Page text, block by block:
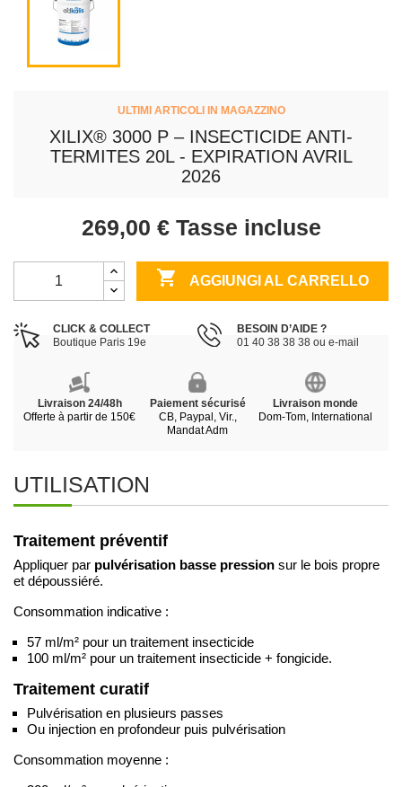
ULTIMI ARTICOLI IN MAGAZZINO
XILIX® 3000 P – INSECTICIDE ANTI-
TERMITES 20L - EXPIRATION AVRIL
2026
269,00 € Tasse incluse
 AGGIUNGI AL CARRELLO
CLICK & COLLECT
Boutique Paris 19e
BESOIN D’AIDE ?
01 40 38 38 38 ou e-mail
Livraison 24/48h
Offerte à partir de 150€
Paiement sécurisé
CB, Paypal, Vir.,
Mandat Adm
Livraison monde
Dom-Tom, International
UTILISATION
Traitement préventif
Appliquer par pulvérisation basse pression sur le bois propre
et dépoussiéré.
Consommation indicative :
57 ml/m² pour un traitement insecticide
100 ml/m² pour un traitement insecticide + fongicide.
Traitement curatif
Pulvérisation en plusieurs passes
Ou injection en profondeur puis pulvérisation
Consommation moyenne :